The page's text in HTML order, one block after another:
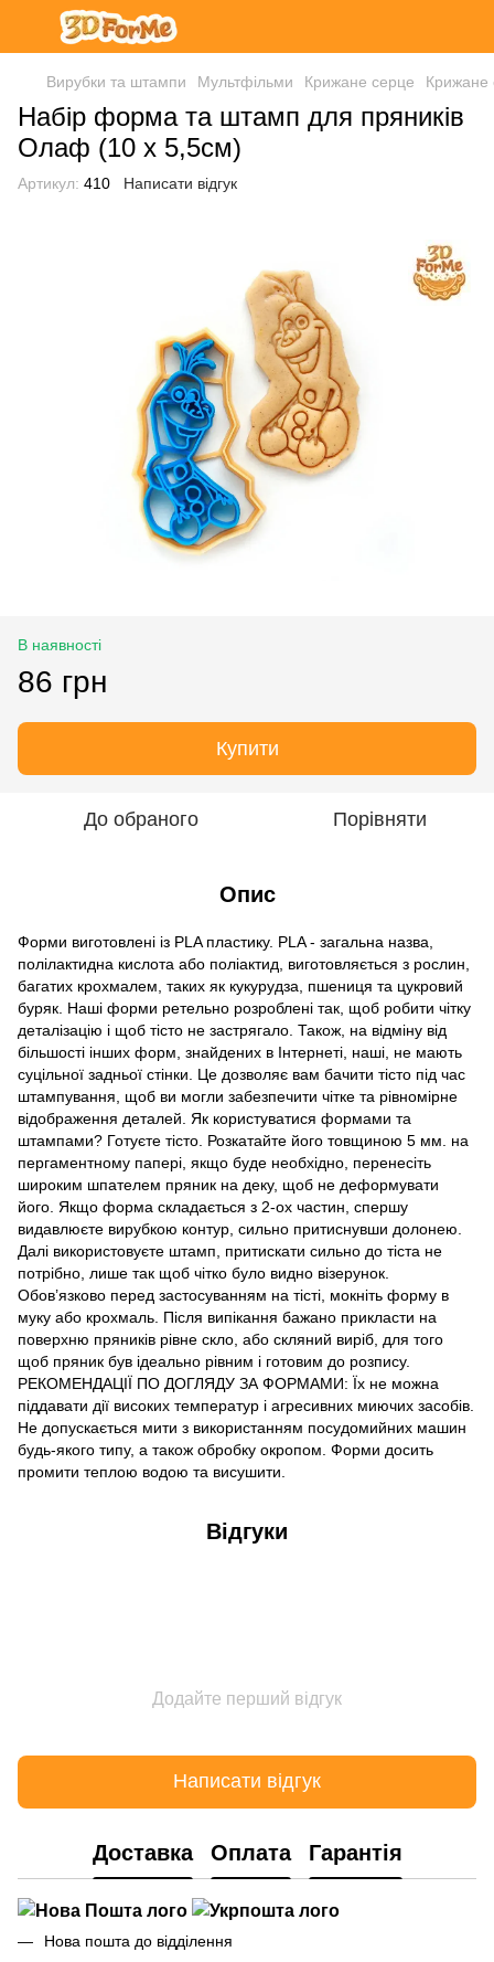
Вирубки та штампи Мультфільми Крижане серце Крижане
Набір форма та штамп для пряників
Олаф (10 х 5,5см)
Артикул: 410 Написати відгук
В наявності
86 грн
Купити
До обраного Порівняти
Опис
Форми виготовлені із PLA пластику. PLA - загальна назва,
полілактидна кислота або поліактид, виготовляється з рослин,
багатих крохмалем, таких як кукурудза, пшениця та цукровий
буряк. Наші форми ретельно розроблені так, щоб робити чітку
деталізацію і щоб тісто не застрягало. Також, на відміну від
більшості інших форм, знайдених в Інтернеті, наші, не мають
суцільної задньої стінки. Це дозволяє вам бачити тісто під час
штампування, щоб ви могли забезпечити чітке та рівномірне
відображення деталей. Як користуватися формами та
штампами? Готуєте тісто. Розкатайте його товщиною 5 мм. на
пергаментному папері, якщо буде необхідно, перенесіть
широким шпателем пряник на деку, щоб не деформувати
його. Якщо форма складається з 2-ох частин, спершу
видавлюєте вирубкою контур, сильно притиснувши долонею.
Далі використовуєте штамп, притискати сильно до тіста не
потрібно, лише так щоб чітко було видно візерунок.
Обов’язково перед застосуванням на тісті, мокніть форму в
муку або крохмаль. Після випікання бажано прикласти на
поверхню пряників рівне скло, або скляний виріб, для того
щоб пряник був ідеально рівним і готовим до розпису.
РЕКОМЕНДАЦІЇ ПО ДОГЛЯДУ ЗА ФОРМАМИ: Їх не можна
піддавати дії високих температур і агресивних миючих засобів.
Не допускається мити з використанням посудомийних машин
будь-якого типу, а також обробку окропом. Форми досить
промити теплою водою та висушити.
Відгуки
Додайте перший відгук
Написати відгук
Доставка Оплата Гарантія
Нова пошта до відділення